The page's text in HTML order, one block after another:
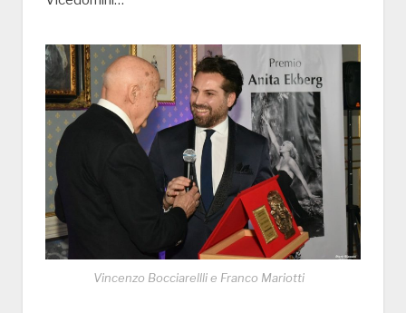
Vincenzo Bocciarellli e Franco Mariotti